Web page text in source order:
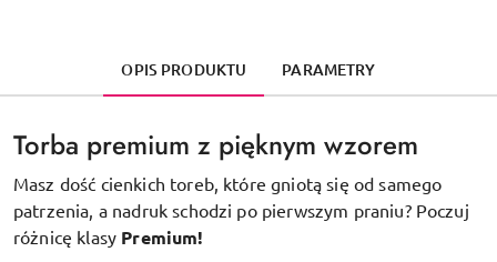
OPIS PRODUKTU PARAMETRY
Torba premium z pięknym wzorem
Masz dość cienkich toreb, które gniotą się od samego
patrzenia, a nadruk schodzi po pierwszym praniu? Poczuj
różnicę klasy Premium!